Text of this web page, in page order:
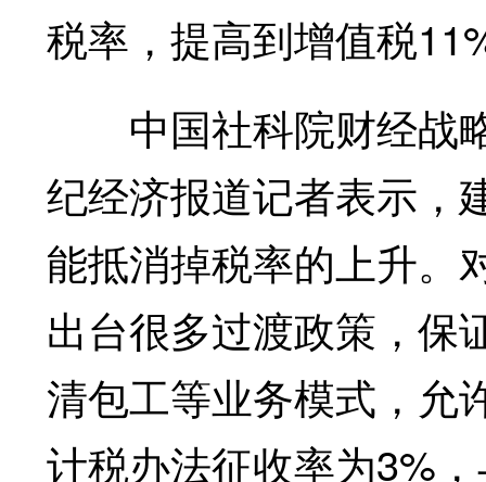
税率，提高到增值税
中国社科院财经战
纪经济报道记者表示，
能抵消掉税率的上升。
出台很多过渡政策，保
清包工等业务模式，允
计税办法征收率为3%